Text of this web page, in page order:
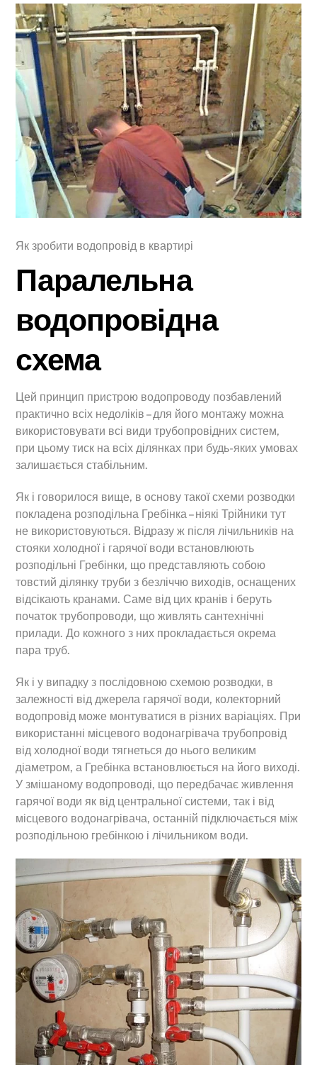
Як зробити водопровід в квартирі
Паралельна
водопровідна
схема
Цей принцип пристрою водопроводу позбавлений
практично всіх недоліків – для його монтажу можна
використовувати всі види трубопровідних систем,
при цьому тиск на всіх ділянках при будь-яких умовах
залишається стабільним.
Як і говорилося вище, в основу такої схеми розводки
покладена розподільна Гребінка – ніякі Трійники тут
не використовуються. Відразу ж після лічильників на
стояки холодної і гарячої води встановлюють
розподільні Гребінки, що представляють собою
товстий ділянку труби з безліччю виходів, оснащених
відсікають кранами. Саме від цих кранів і беруть
початок трубопроводи, що живлять сантехнічні
прилади. До кожного з них прокладається окрема
пара труб.
Як і у випадку з послідовною схемою розводки, в
залежності від джерела гарячої води, колекторний
водопровід може монтуватися в різних варіаціях. При
використанні місцевого водонагрівача трубопровід
від холодної води тягнеться до нього великим
діаметром, а Гребінка встановлюється на його виході.
У змішаному водопроводі, що передбачає живлення
гарячої води як від центральної системи, так і від
місцевого водонагрівача, останній підключається між
розподільною гребінкою і лічильником води.